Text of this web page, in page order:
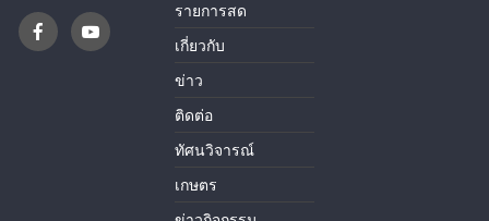
รายการสด
เกี่ยวกับ
ข่าว
ติดต่อ
ทัศนวิจารณ์
เกษตร